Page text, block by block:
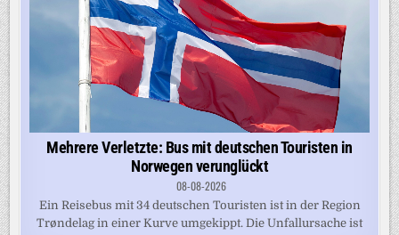
Mehrere Verletzte: Bus mit deutschen Touristen in
Norwegen verunglückt
08-08-2026
Ein Reisebus mit 34 deutschen Touristen ist in der Region
Trøndelag in einer Kurve umgekippt. Die Unfallursache ist